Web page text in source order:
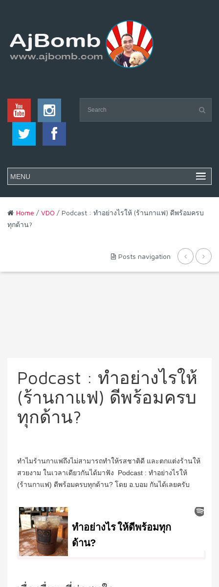
Home / VDO / Podcast : ทำอย่างไรให้ (ร้านกาแฟ) ดีพร้อมครบ
ทุกด้าน?
Posts navigation
Podcast : ทำอย่างไรให้
(ร้านกาแฟ) ดีพร้อมครบ
ทุกด้าน?
ทำไมร้านกาแฟถึงไม่สามารถทำให้รสชาติดี และตกแต่งร้านให้
สวยงาม ในเวลาเดียวกันได้มาฟัง Podcast : ทำอย่างไรให้
(ร้านกาแฟ) ดีพร้อมครบทุกด้าน? โดย อ.บอม กันได้เลยครับ